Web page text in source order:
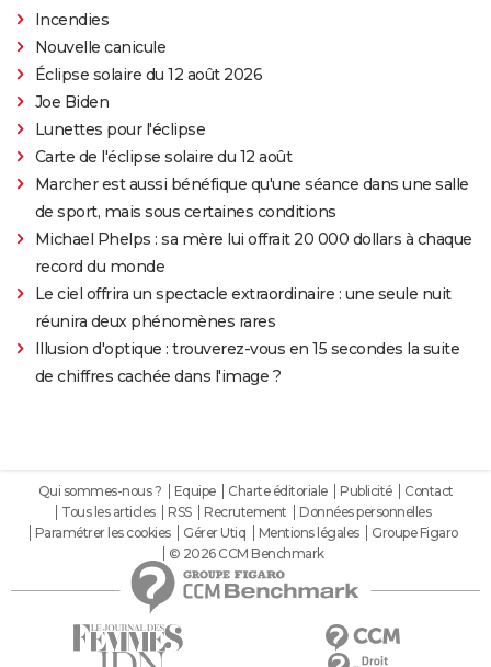
Incendies
Nouvelle canicule
Éclipse solaire du 12 août 2026
Joe Biden
Lunettes pour l'éclipse
Carte de l'éclipse solaire du 12 août
Marcher est aussi bénéfique qu'une séance dans une salle
de sport, mais sous certaines conditions
Michael Phelps : sa mère lui offrait 20 000 dollars à chaque
record du monde
Le ciel offrira un spectacle extraordinaire : une seule nuit
réunira deux phénomènes rares
Illusion d'optique : trouverez-vous en 15 secondes la suite
de chiffres cachée dans l'image ?
Qui sommes-nous ? Equipe Charte éditoriale Publicité
Contact
Tous les articles
RSS Recrutement
Données personnelles
Paramétrer les cookies
Gérer Utiq Mentions légales
Groupe Figaro
© 2026 CCM Benchmark